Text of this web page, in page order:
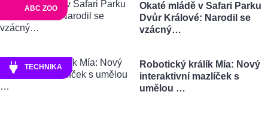
ABC ZOO
Okaté mládě v Safari Parku
Dvůr Králové: Narodil se
vzácný…
TECHNIKA
Robotický králík Mía: Nový
interaktivní mazlíček s
umělou …